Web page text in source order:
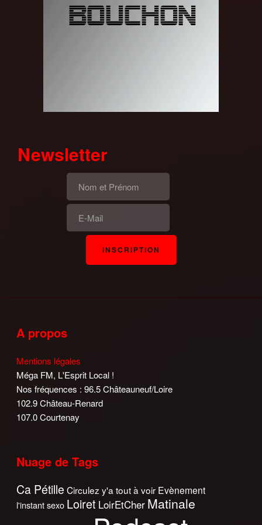
Newsletter
A propos
Mentions légales
Méga FM, L'Esprit Local !
Nos fréquences : 96.5 Châteauneuf/Loire
102.9 Château-Renard
107.0 Courtenay
Nuage de Tags
Ca Pétille Circulez y'a tout à voir Evènement
l'instant sexo Loiret LoirEtCher Matinale